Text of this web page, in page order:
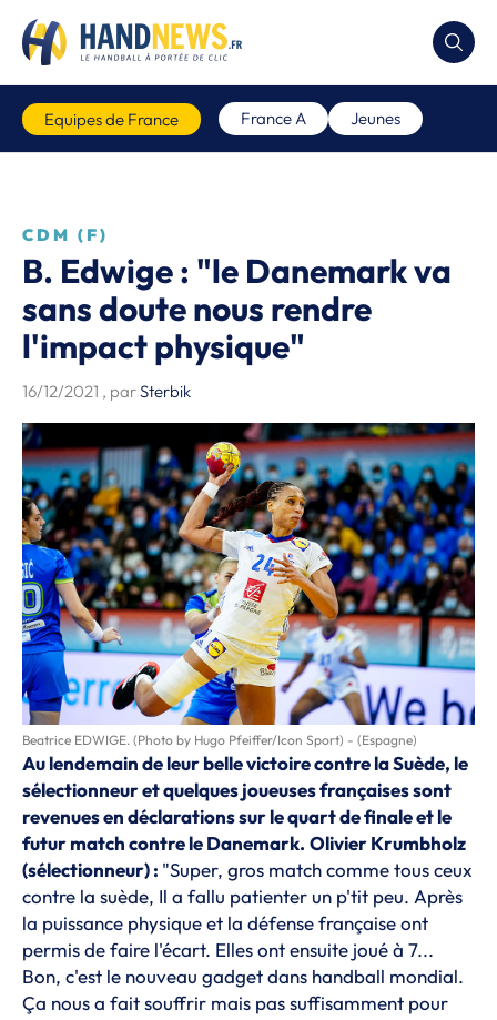
Equipes de France France A Jeunes
CDM (F)
B. Edwige : "le Danemark va
sans doute nous rendre
l'impact physique"
16/12/2021 , parSterbik
Beatrice EDWIGE. (Photo by Hugo Pfeiffer/Icon Sport) - (Espagne)
Au lendemain de leur belle victoire contre la Suède, le
sélectionneur et quelques joueuses françaises sont
revenues en déclarations sur le quart de finale et le
futur match contre le Danemark. Olivier Krumbholz
(sélectionneur) : "Super, gros match comme tous ceux
contre la suède, Il a fallu patienter un p'tit peu. Après
la puissance physique et la défense française ont
permis de faire l'écart. Elles ont ensuite joué à 7...
Bon, c'est le nouveau gadget dans handball mondial.
Ça nous a fait souffrir mais pas suffisamment pour